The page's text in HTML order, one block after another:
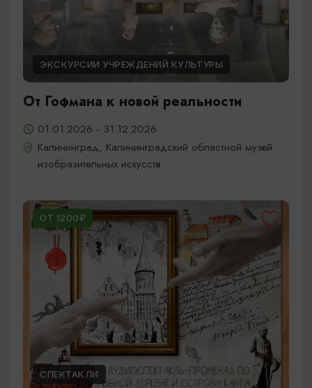
ЭКСКУРСИИ УЧРЕЖДЕНИЙ КУЛЬТУРЫ
От Гофмана к новой реальности
01.01.2026 - 31.12.2026
Калининград, Калининградский областной музей
изобразительных искусств
ОТ 1200₽
СПЕКТАКЛИ